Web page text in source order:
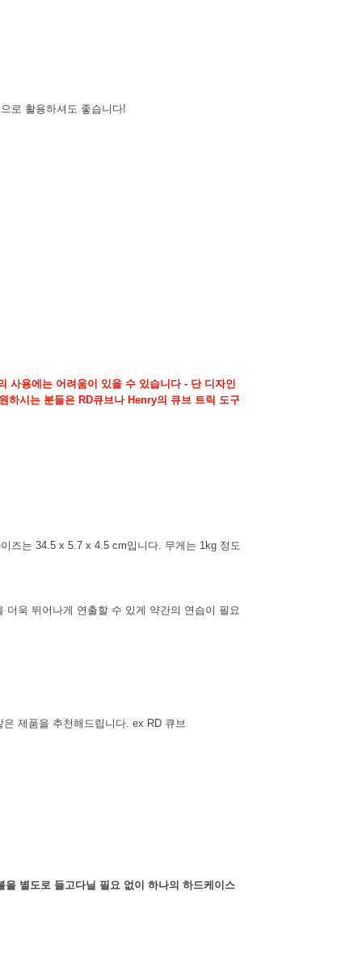
로 활용하셔도 좋습니다!
사용에는 어려움이 있을 수 있습니다 - 단 디자인
하시는 분들은 RD큐브나 Henry의 큐브 트릭 도구
즈는 34.5 x 5.7 x 4.5 cm입니다. 무게는 1kg 정도
욱 뛰어나게 연출할 수 있게 약간의 연습이 필요
제품을 추천해드립니다. ex RD 큐브
별도로 들고다닐 필요 없이 하나의 하드케이스